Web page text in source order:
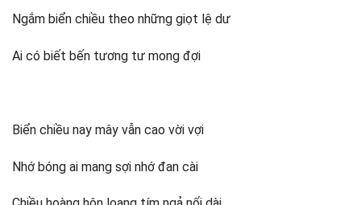
Ngắm biển chiều theo những giọt lệ dư
Ai có biết bến tương tư mong đợi
Biển chiều nay mây vẫn cao vời vợi
Nhớ bóng ai mang sợi nhớ đan cài